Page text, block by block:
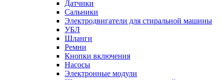
Датчики
Сальники
Электродвигатели для стиральной машины
УБЛ
Шланги
Ремни
Кнопки включения
Насосы
Электронные модули